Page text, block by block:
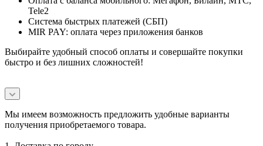
Tele2
Система быстрых платежей (СБП)
MIR PAY: оплата через приложения банков
Выбирайте удобный способ оплаты и совершайте покупки
быстро и без лишних сложностей!
Мы имеем возможность предложить удобные варианты
получения приобретаемого товара.